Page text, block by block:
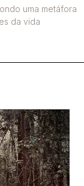
uma metáfora
da vida